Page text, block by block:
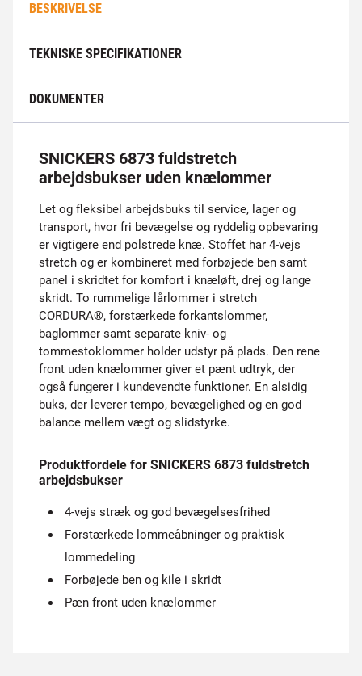
BESKRIVELSE
TEKNISKE SPECIFIKATIONER
DOKUMENTER
SNICKERS 6873 fuldstretch
arbejdsbukser uden knælommer
Let og fleksibel arbejdsbuks til service, lager og
transport, hvor fri bevægelse og ryddelig opbevaring
er vigtigere end polstrede knæ. Stoffet har 4-vejs
stretch og er kombineret med forbøjede ben samt
panel i skridtet for komfort i knæløft, drej og lange
skridt. To rummelige lårlommer i stretch
CORDURA®, forstærkede forkantslommer,
baglommer samt separate kniv- og
tommestoklommer holder udstyr på plads. Den rene
front uden knælommer giver et pænt udtryk, der
også fungerer i kundevendte funktioner. En alsidig
buks, der leverer tempo, bevægelighed og en god
balance mellem vægt og slidstyrke.
Produktfordele for SNICKERS 6873 fuldstretch
arbejdsbukser
4-vejs stræk og god bevægelsesfrihed
Forstærkede lommeåbninger og praktisk
lommedeling
Forbøjede ben og kile i skridt
Pæn front uden knælommer